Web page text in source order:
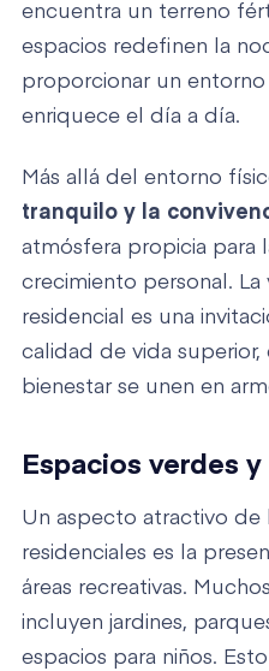
encuentra un terreno
espacios redefinen la
proporcionar un
enriquece el día a día.
Más allá del entorno
tranquilo y la
atmósfera propicia para
crecimiento personal.
residencial es una
calidad de vida
bienestar se unen en
Espacios verdes
Un aspecto atractivo de
residenciales es la
áreas recreativas.
incluyen jardines,
espacios para niños.